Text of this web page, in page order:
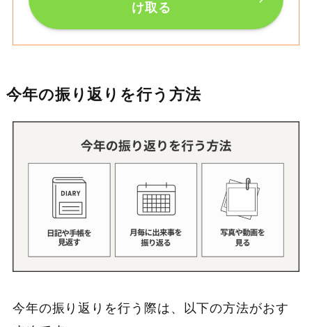
け取る
今年の振り返りを行う方法
今年の振り返りを行う際は、以下の方法がおす